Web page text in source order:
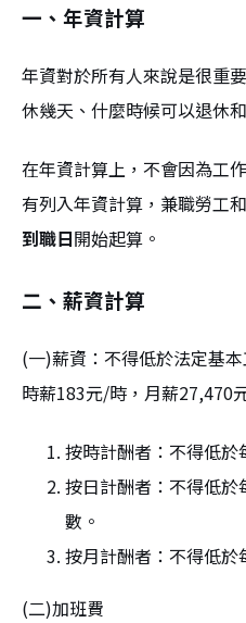
一、年資計算
年資對於所有人來說是很重
休幾天、什麼時候可以退休
在年資計算上，不會因為工
有列入年資計算，兼職勞工
到職日開始起算。
二、薪資計算
(一)薪資：不得低於法定基
時薪183元/時，月薪27,470
按時計酬者：不得低於
按日計酬者：不得低於
數。
按月計酬者：不得低於
(二)加班費